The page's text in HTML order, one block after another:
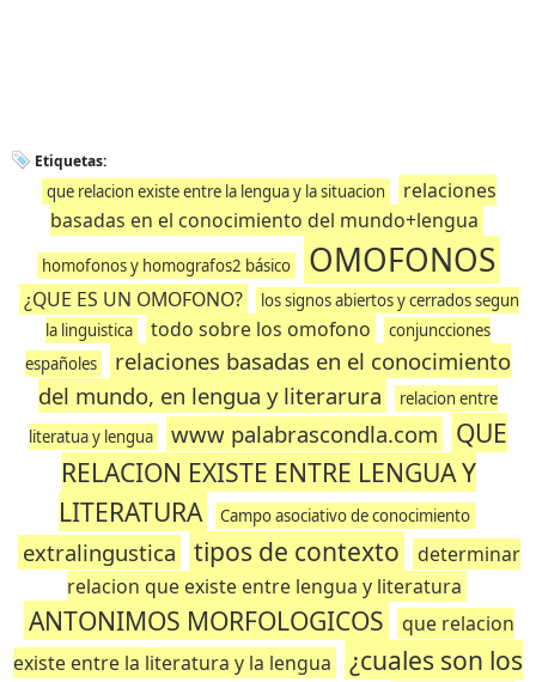
Etiquetas:
que relacion existe entre la lengua y la situacion
relaciones
basadas en el conocimiento del mundo+lengua
homofonos y homografos2 básico OMOFONOS
¿QUE ES UN OMOFONO?
los signos abiertos y cerrados segun
la linguistica
todo sobre los omofono
conjuncciones
españoles
relaciones basadas en el conocimiento
del mundo, en lengua y literarura
relacion entre
literatua y lengua
www palabrascondla.com
QUE
RELACION EXISTE ENTRE LENGUA Y
LITERATURA
Campo asociativo de conocimiento
extralingustica tipos de contexto
determinar
relacion que existe entre lengua y literatura
ANTONIMOS MORFOLOGICOS
que relacion
existe entre la literatura y la lengua
¿cuales son los